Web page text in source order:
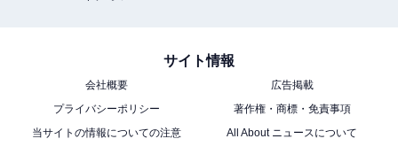
サイト情報
会社概要
広告掲載
プライバシーポリシー
著作権・商標・免責事項
当サイトの情報についての注意
All About ニュースについて